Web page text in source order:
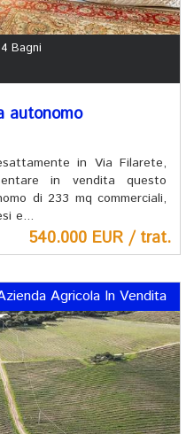
4 Bagni
autonomo
in Via Filarete,
in vendita questo
di 233 mq commerciali,
e...
540.000 EUR / trat.
Agricola In Vendita